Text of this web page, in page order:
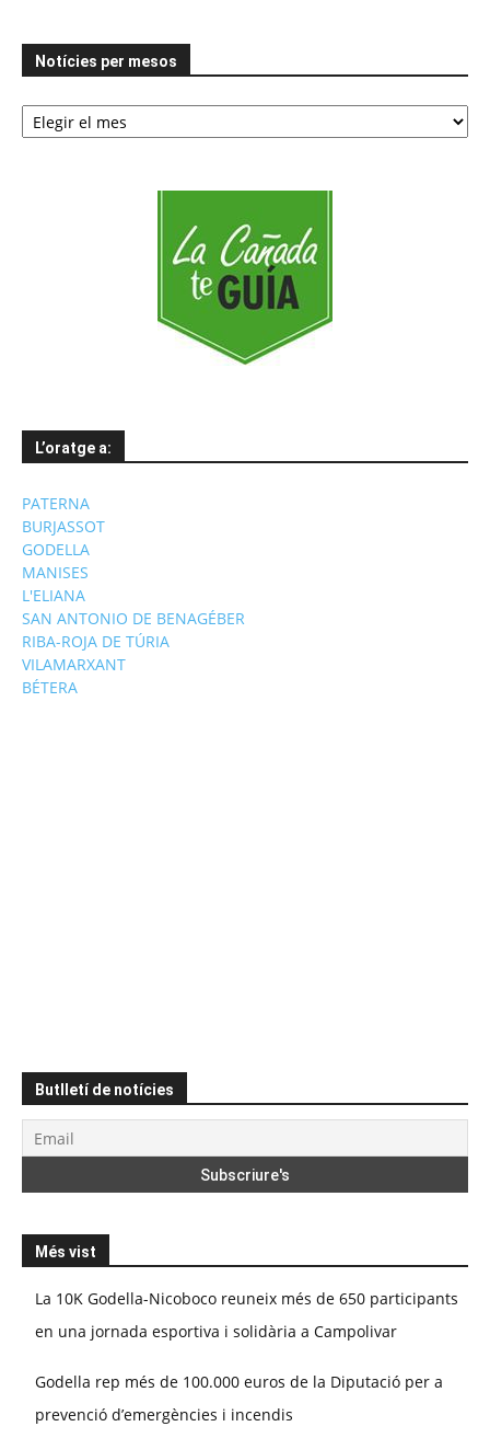
Notícies per mesos
Notícies
per
L’oratge a:
PATERNA
BURJASSOT
GODELLA
MANISES
L'ELIANA
SAN ANTONIO DE BENAGÉBER
RIBA-ROJA DE TÚRIA
VILAMARXANT
BÉTERA
Butlletí de notícies
Més vist
La 10K Godella-Nicoboco reuneix més de 650 participants
en una jornada esportiva i solidària a Campolivar
Godella rep més de 100.000 euros de la Diputació per a
prevenció d’emergències i incendis